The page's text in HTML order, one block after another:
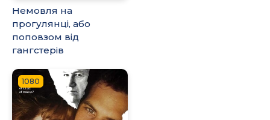
Немовля на
прогулянці, або
поповзом від
гангстерів
1080